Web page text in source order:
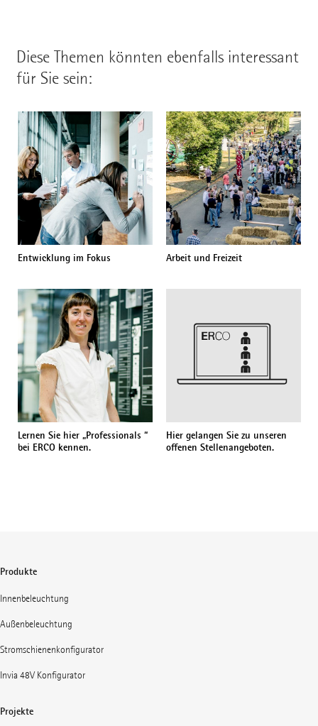
Diese Themen könnten ebenfalls interessant
für Sie sein:
Entwicklung im Fokus Arbeit und Freizeit
Lernen Sie hier „Professionals “
bei ERCO kennen.
Hier gelangen Sie zu unseren
offenen Stellenangeboten.
Produkte
Innenbeleuchtung
Außenbeleuchtung
Stromschienenkonfigurator
Invia 48V Konfigurator
Projekte